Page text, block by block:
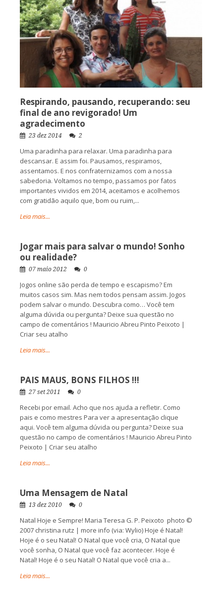
Respirando, pausando, recuperando: seu
final de ano revigorado! Um
agradecimento
23 dez 2014 2
Uma paradinha para relaxar. Uma paradinha para
descansar. E assim foi. Pausamos, respiramos,
assentamos. E nos confraternizamos com a nossa
sabedoria. Voltamos no tempo, passamos por fatos
importantes vividos em 2014, aceitamos e acolhemos
com gratidão aquilo que, bom ou ruim,...
Leia mais...
Jogar mais para salvar o mundo! Sonho
ou realidade?
07 maio 2012 0
Jogos online são perda de tempo e escapismo? Em
muitos casos sim. Mas nem todos pensam assim. Jogos
podem salvar o mundo. Descubra como… Você tem
alguma dúvida ou pergunta? Deixe sua questão no
campo de comentários ! Mauricio Abreu Pinto Peixoto |
Criar seu atalho
Leia mais...
PAIS MAUS, BONS FILHOS !!!
27 set 2011 0
Recebi por email. Acho que nos ajuda a refletir. Como
pais e como mestres Para ver a apresentação clique
aqui. Você tem alguma dúvida ou pergunta? Deixe sua
questão no campo de comentários ! Mauricio Abreu Pinto
Peixoto | Criar seu atalho
Leia mais...
Uma Mensagem de Natal
13 dez 2010 0
Natal Hoje e Sempre! Maria Teresa G. P. Peixoto photo ©
2007 christina rutz | more info (via: Wylio) Hoje é Natal!
Hoje é o seu Natal! O Natal que você cria, O Natal que
você sonha, O Natal que você faz acontecer. Hoje é
Natal! Hoje é o seu Natal! O Natal que você cria a...
Leia mais...